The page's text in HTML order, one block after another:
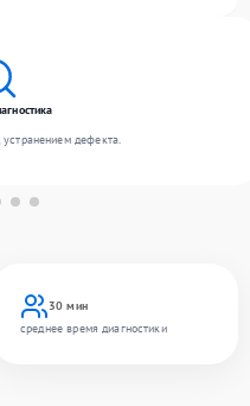
30 мин
среднее время диагностики
дефекта.